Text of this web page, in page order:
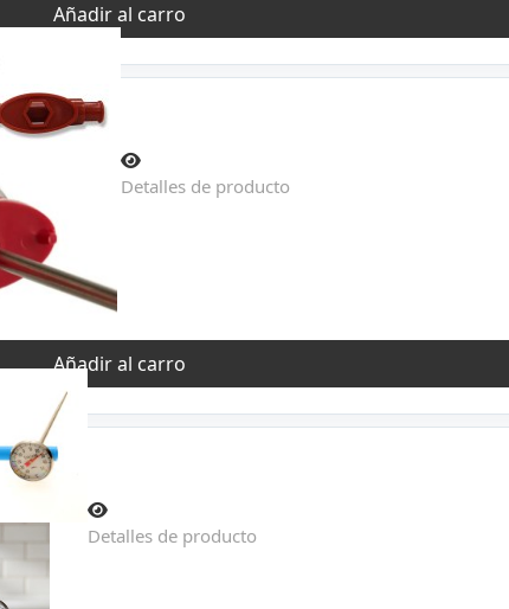
Añadir al carro
Detalles de producto
Añadir al carro
Detalles de producto